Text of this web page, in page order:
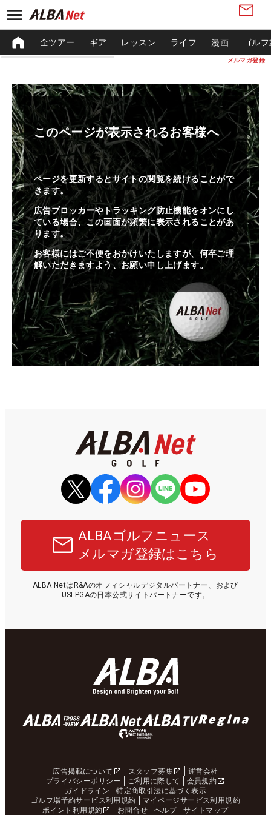
メルマガ登録
全ツアー ギア レッスン ライフ 漫画 ゴル
このページが表示されるお客様へ
ページを更新するとサイトの閲覧を続けることがで
きます。
広告ブロッカーやトラッキング防止機能をオンにし
ている場合、この画面が頻繁に表示されることがあ
ります。
お客様にはご不便をおかけいたしますが、何卒ご理
解いただきますよう、お願い申し上げます。
ALBAゴルフニュース
メルマガ登録はこちら
ALBA NetはR&Aのオフィシャルデジタルパートナー、および
USLPGAの日本公式サイトパートナーです。
広告掲載について スタッフ募集
運営会社
プライバシーポリシー
ご利用に際して
会員規約
ガイドライン
特定商取引法に基づく表示
ゴルフ場予約サービス利用規約
マイページサービス利用規約
ポイント利用規約
お問合せ ヘルプ サイトマップ